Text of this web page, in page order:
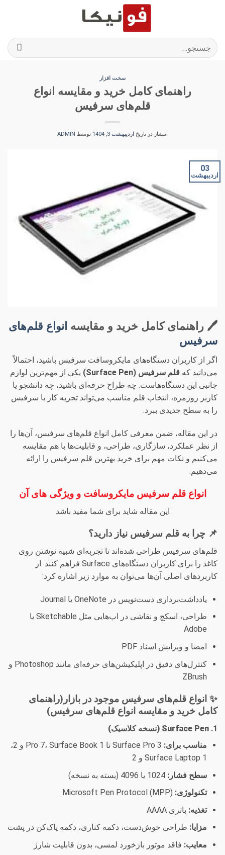
جستجو
برای:
سخت افزار
راهنمای کامل خرید و مقایسه انواع
قلم‌های سرفیس
انتشار در تاریخ اردیبهشت 3, 1404 توسط ADMIN
03
اردیبهشت
🖊️ راهنمای کامل خرید و مقایسه انواع قلم‌های
سرفیس
اگر از کاربران دستگاه‌های مایکروسافت سرفیس باشید، احتمالاً
می‌دانید که قلم سرفیس (Surface Pen)
یکی از مهم‌ترین لوازم
جانبی این دستگاه‌هاست. چه طراح حرفه‌ای باشید، چه دانشجو یا
کاربر روزمره، انتخاب قلم مناسب می‌تواند تجربه کار با سرفیس
را به سطح جدیدی ببرد.
در این مقاله، ضمن معرفی کامل انواع قلم‌های سرفیس، آن‌ها را
از نظر عملکرد، سازگاری، طراحی، و قابلیت‌ها با هم مقایسه
می‌کنیم و نکات مهم برای خرید بهترین قلم سرفیس را ارائه
می‌دهیم.
انواع قلم سرفیس مایکروسافت و ویژگی های آن
این مقاله شاید برای شما مفید باشد
📌 چرا به قلم سرفیس نیاز دارید؟
قلم‌های سرفیس طراحی شده‌اند تا تجربه‌ای شبیه نوشتن روی
کاغذ را برای کاربران دستگاه‌های Surface فراهم کنند. از
کاربردهای اصلی آن‌ها می‌توان به موارد زیر اشاره کرد:
یادداشت‌برداری دست‌نویس در OneNote یا Journal
طراحی، اسکچ و نقاشی در اپ‌هایی مثل Sketchable یا
Adobe
امضا و ویرایش اسناد PDF
کنترل‌های دقیق در اپلیکیشن‌های حرفه‌ای مانند Photoshop و
ZBrush
✨ انواع قلم‌های سرفیس موجود در بازار(راهنمای
کامل خرید و مقایسه انواع قلم‌های سرفیس)
1. Surface Pen (نسخه کلاسیک)
مناسب برای:
Surface Pro 3 تا Pro 7، Surface Book 1 و 2،
Surface Laptop 1 و 2
سطح فشار:
تکنولوژی:
تغذیه: باتری AAAA
مزایا: طراحی خوش‌دست، دکمه کناری، دکمه پاک‌کن در پشت
معایب: فاقد موتور بازخورد لمسی، بدون قابلیت شارژ